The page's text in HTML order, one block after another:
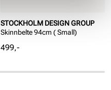
STOCKHOLM DESIGN GROUP
Skinnbelte 94cm ( Small)
Pris
499,-